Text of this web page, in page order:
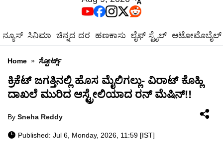
ನ್ಯೂಸ್ ಸಿನಿಮಾ ಚಿನ್ನದ ದರ ಹಣಕಾಸು ಲೈಫ್ ಸ್ಟೈಲ್ ಆಟೋಮೊಬೈಲ್
Home » ಸ್ಪೋರ್ಟ್ಸ್
ಕ್ರಿಕೆಟ್ ಜಗತ್ತಿನಲ್ಲಿ ಹೊಸ ಮೈಲಿಗಲ್ಲು- ವಿರಾಟ್ ಕೊಹ್ಲಿ
ದಾಖಲೆ ಮುರಿದ ಆಸ್ಟ್ರೇಲಿಯಾದ ರನ್ ಮೆಷಿನ್!!
By Sneha Reddy
Published: Jul 6, Monday, 2026, 11:59 [IST]